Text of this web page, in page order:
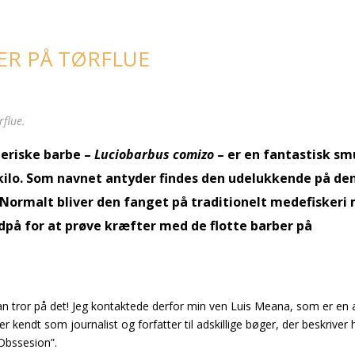
PÅ TØRFLUE
barbe –Luciobarbus comizo – er en fantastisk
Som navnet antyder findes den udelukkende på
Normalt bliver den fanget på traditionelt medefiskeri
for at prøve kræfter med de flotte barber på
tror på det! Jeg kontaktede derfor min ven Luis Meana, som er en
kendt som journalist og forfatter til adskillige bøger, der beskriver